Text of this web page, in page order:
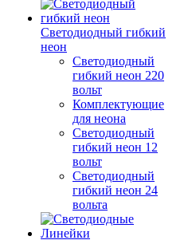
Светодиодный гибкий
неон
Светодиодный
гибкий неон 220
вольт
Комплектующие
для неона
Светодиодный
гибкий неон 12
вольт
Светодиодный
гибкий неон 24
вольта